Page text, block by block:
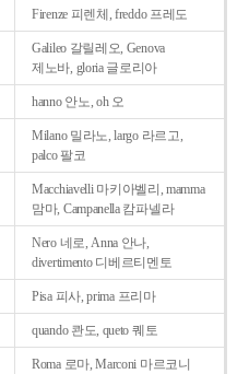
Firenze 피렌체, freddo 프레도
Galileo 갈릴레오, Genova
제노바, gloria 글로리아
hanno 안노, oh 오
Milano 밀라노, largo 라르고,
palco 팔코
Macchiavelli 마키아벨리, mamma
맘마, Campanella 캄파넬라
Nero 네로, Anna 안나,
divertimento 디베르티멘토
Pisa 피사, prima 프리마
quando 콴도, queto 퀘토
Roma 로마, Marconi 마르코니